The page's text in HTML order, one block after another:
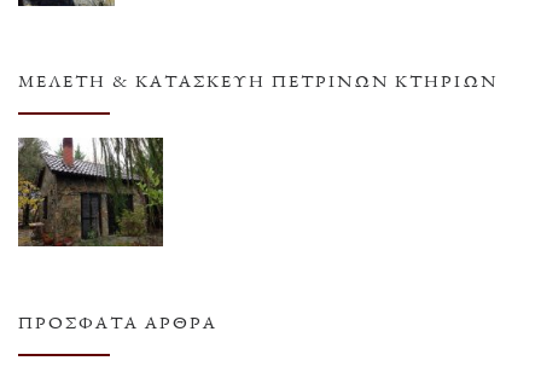
ΜΕΛΈΤΗ & ΚΑΤΑΣΚΕΥΉ ΠΈΤΡΙΝΩΝ ΚΤΗΡΊΩΝ
ΠΡΌΣΦΑΤΑ ΆΡΘΡΑ